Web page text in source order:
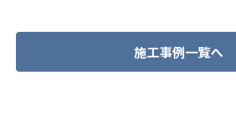
施工事例一覧へ